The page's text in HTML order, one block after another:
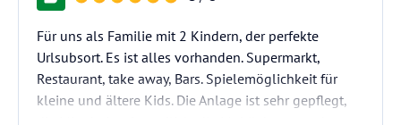
Für uns als Familie mit 2 Kindern, der perfekte
Urlsubsort. Es ist alles vorhanden. Supermarkt,
Restaurant, take away, Bars. Spielemöglichkeit für
kleine und ältere Kids. Die Anlage ist sehr gepflegt,